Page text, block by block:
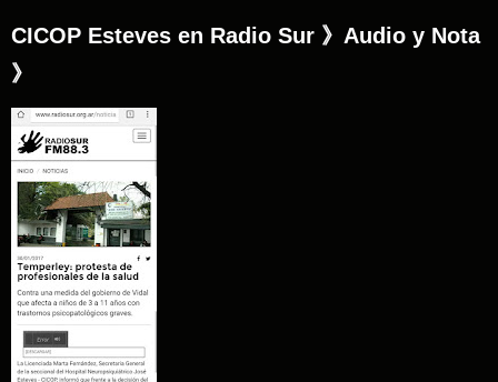
CICOP Esteves en Radio Sur 》Audio y Nota
》